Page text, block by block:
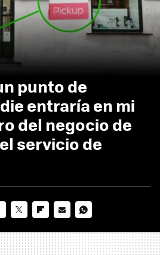
punto de
entraría en mi
del negocio de
servicio de
MAIL